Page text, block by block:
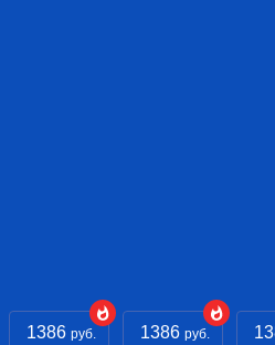
1386 руб.
1386 руб.